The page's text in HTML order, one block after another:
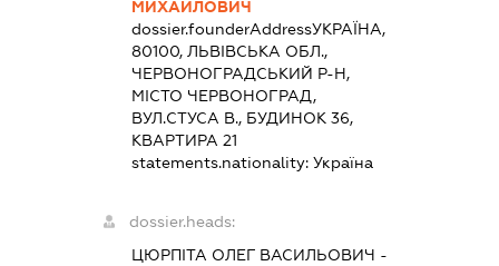
МИХАЙЛОВИЧ
dossier.founderAddressУКРАЇНА,
80100, ЛЬВІВСЬКА ОБЛ.,
ЧЕРВОНОГРАДСЬКИЙ Р-Н,
МІСТО ЧЕРВОНОГРАД,
ВУЛ.СТУСА В., БУДИНОК 36,
КВАРТИРА 21
statements.nationality: Україна
dossier.heads:
ЦЮРПІТА ОЛЕГ ВАСИЛЬОВИЧ -